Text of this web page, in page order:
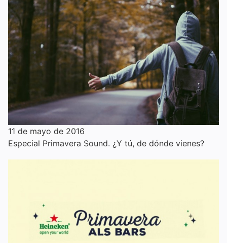
11 de mayo de 2016
Especial Primavera Sound. ¿Y tú, de dónde vienes?